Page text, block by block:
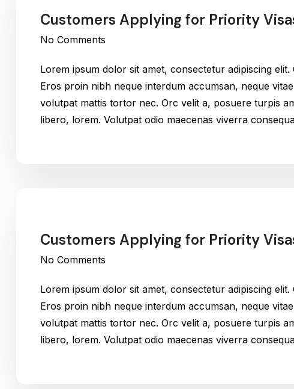
Customers Applying for Priority
No Comments
Lorem ipsum dolor sit amet, consectetur adipiscing
Eros proin nibh neque interdum accumsan, neque
volutpat mattis tortor nec. Orc velit a, posuere turpis
libero, lorem. Volutpat odio maecenas viverra
Customers Applying for Priority
No Comments
Lorem ipsum dolor sit amet, consectetur adipiscing
Eros proin nibh neque interdum accumsan, neque
volutpat mattis tortor nec. Orc velit a, posuere turpis
libero, lorem. Volutpat odio maecenas viverra